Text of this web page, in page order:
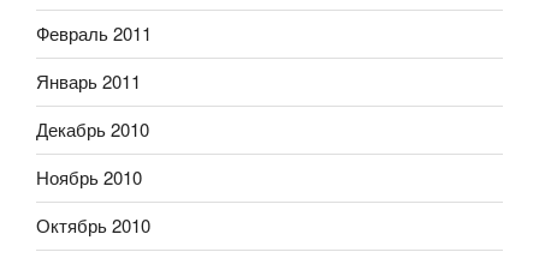
Февраль 2011
Январь 2011
Декабрь 2010
Ноябрь 2010
Октябрь 2010